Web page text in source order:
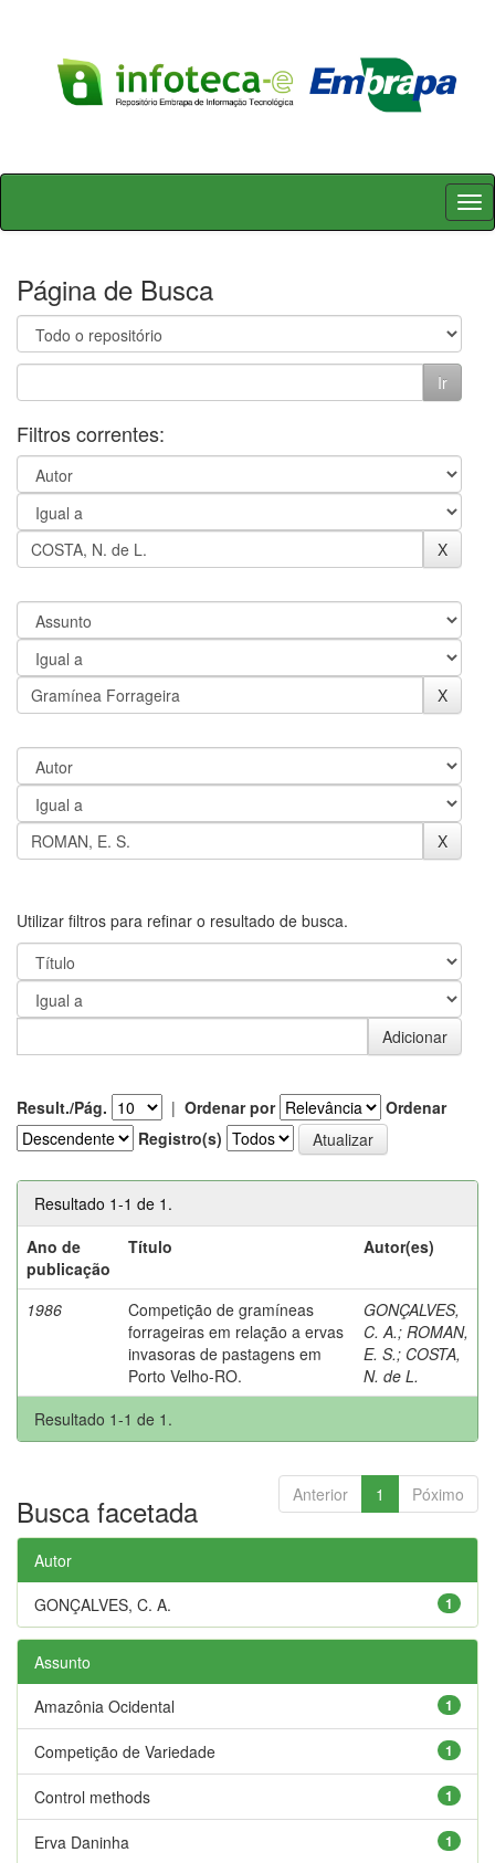
Skip
Página de Busca
Filtros correntes:
Utilizar filtros para refinar o resultado de busca.
Result./Pág. | Ordenar por
Ordenar
Registro(s)
Resultado 1-1 de 1.
Ano de
publicação
Título Autor(es)
1986
Competição de gramíneas
forrageiras em relação a ervas
invasoras de pastagens em
Porto Velho-RO.
GONÇALVES,
C. A.; ROMAN,
E. S.; COSTA,
N. de L.
Resultado 1-1 de 1.
Anterior 1 Póximo
Busca facetada
Autor
1
GONÇALVES, C. A.
Assunto
1
Amazônia Ocidental
1
Competição de Variedade
1
Control methods
1
Erva Daninha